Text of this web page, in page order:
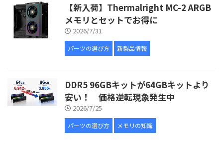
【新入荷】Thermalright MC-2 ARGB
メモリとセットでお得に
2026/7/31
パーツの選び方 新製品情報
DDR5 96GBキットが64GBキットより
安い！ 価格逆転現象発生中
2026/7/25
パーツの選び方 メモリの知識